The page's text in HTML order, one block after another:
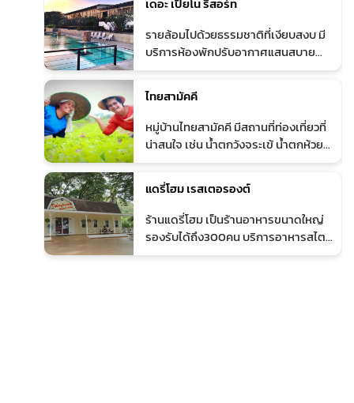
สวนจรดวิวทิวเขาที่ ในอำเภอปากช่อง
Farm Destination ห้ามพลาดของคน
รักมะม่วงและผู้ชื่นชอบท่องเที่ยวเชิง
รายล้อมไปด้วยธรรมชาติที่เงียบสงบ มี
บริการห้องพักปรับอากาศแสนสบาย
พร้อมอินเทอร์เน็ตไร้สาย (Wi-Fi) ฟรี
โดยโรงแรมที่ตกแต่งตามธีมเพลงนี้ยังมี
สระว่ายน้ำกลางแจ้ง ห้องคาราโอเกะ และ
ห้องจัดประชุม
ไทยสามัคคี
หมู่บ้านไทยสามัคคี มีสถานที่ท่องเที่ยวที่
น่าสนใจ เช่น น้ำตกวังจระเข้ น้ำตกห้วย
ใหญ่ใต้ น้ำตกห้วยขมิ้น ผาเก็บตะวัน จุด
ชมวิวเขาสลักได และยังมีองค์การบริหาร
ส่วนตำบลมีการส่งเสริมอาชีพให้กับ
ราษฎรในตำบล เช่น กลุ่มผลิตเห็ดหอม
บ้านไทยพัฒนากลุ่มปลูกดอกเบญจมาศ
แดรี่โฮม เรสเตอรองต์
ร้านแดรี่โฮม เป็นร้านอาหารขนาดใหญ่
รองรับได้ถึง300คน บริการอาหารสไตล์
ตะวันตก และอาหารไทย ใช้วัตถุดิบ